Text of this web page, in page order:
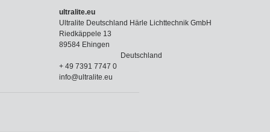
ultralite.eu
Ultralite Deutschland Härle Lichttechnik GmbH
Riedkäppele 13
89584 Ehingen
Deutschland
+ 49 7391 7747 0
info@ultralite.eu